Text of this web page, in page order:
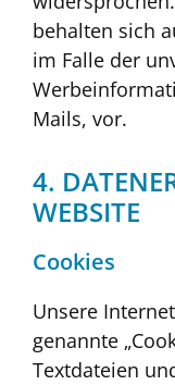
behalten sich
im Falle der
Mails, vor.
4.
WEBSITE
Cookies
Unsere
genannte
Textdateien